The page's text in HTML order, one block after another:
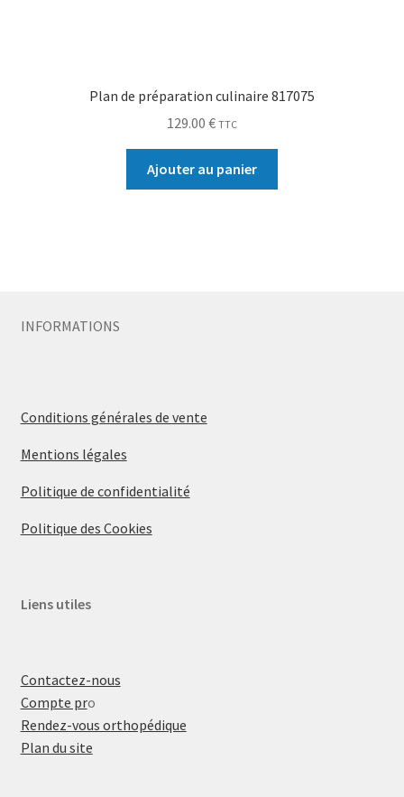
Plan de préparation culinaire 817075
129.00 € TTC
Ajouter au panier
INFORMATIONS
Conditions générales de vente
Mentions légales
Politique de confidentialité
Politique des Cookies
Liens utiles
Contactez-nous
Compte pro
Rendez-vous orthopédique
Plan du site